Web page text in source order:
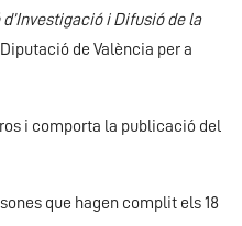
i Difusió de la
de València per a
i comporta la publicació del
que hagen complit els 18